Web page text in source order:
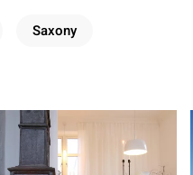
Saxony